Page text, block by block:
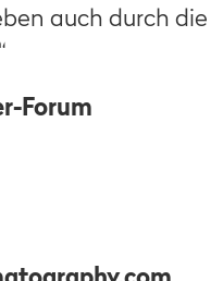
auch durch die
Forum